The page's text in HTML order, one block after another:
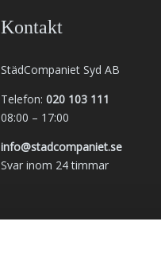
Kontakt
StädCompaniet Syd AB
Telefon: 020 103 111
08:00 – 17:00
info@stadcompaniet.se
Svar inom 24 timmar